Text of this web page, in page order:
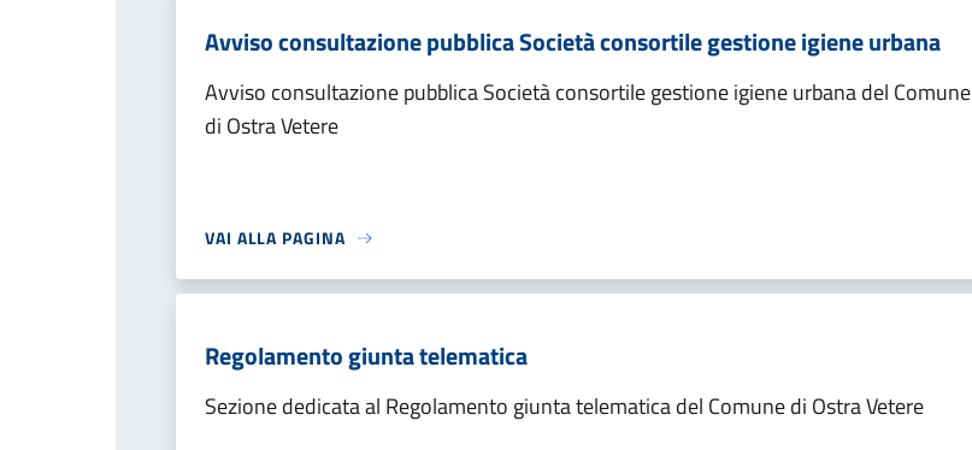
Avviso consultazione pubblica Società consortile gestione igiene urbana
Avviso consultazione pubblica Società consortile gestione igiene urbana del Comune
di Ostra Vetere
VAI ALLA PAGINA
Regolamento giunta telematica
Sezione dedicata al Regolamento giunta telematica del Comune di Ostra Vetere